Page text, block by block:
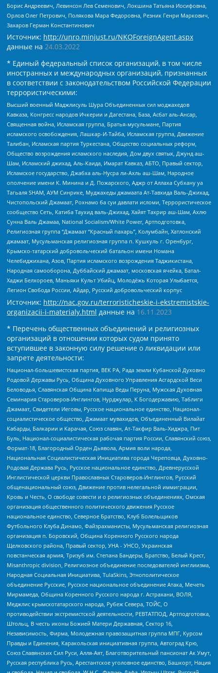
Борис Андреевич, Левинсон Лев Семенович, Локшина Татьяна Иосифовна,
Орлов Олег Петрович, Полякова Мара Федоровна, Резник Генри Маркович,
Захаров Герман Константинович
Источник: http://unro.minjust.ru/NKOForeignAgent.aspx
данные на 24.03.2022
* Единый федеральный список организаций, в том числе
иностранных и международных организаций, признанных
в соответствии с законодательством Российской Федерации
террористическими:
Высший военный Маджлисуль Шура Объединенных сил моджахедов
Кавказа, Конгресс народов Ичкерии и Дагестана, База, Асбат аль-Ансар,
Священная война, Исламская группа, Братья-мусульмане, Партия
исламского освобождения, Лашкар-И-Тайба, Исламская группа, Движение
Талибан, Исламская партия Туркестана, Общество социальных реформ,
Общество возрождения исламского наследия, Дом двух святых, Джунд аш-
Шам, Исламский джихад, Аль-Каида, Имарат Кавказ, АБТО, Правый сектор,
Исламское государство, Джабха аль-Нусра ли-Ахль аш-Шам, Народное
ополчение имени К. Минина и Д. Пожарского, Аджр от Аллаха Субхану уа
Тагьаля SHAM, АУМ Синрике, Муджахеды джамаата Ат-Тавхида Валь-Джихад,
Чистопольский Джамаат, Рохнамо ба суи давлати исломи, Террористическое
сообщество Сеть, Катиба Таухид валь-Джихад, Хайят Тахрир аш-Шам, Ахлю
Сунна Валь Джамаа, National Socialism/White Power, Артподготовка,
Религиозная группа “Джамаат “Красный пахарь”, Колумбайн, Хатлонский
джамаат, Мусульманская религиозная группа п. Кушкуль г. Оренбург,
Крымско-татарский добровольческий батальон имени Номана
Челебиджихана, Азов, Партия исламского возрождения Таджикистана,
Народная самооборона, Дуббайский джамаат, московская ячейка, Батал-
Хаджи Белхороев, Маньяки Культ Убийц, Молодёжь Которая Улыбается,
Легион Свобода России, Айдар, Русский добровольческий корпус
Источник: http://nac.gov.ru/terroristicheskie-i-ekstremistskie-
organizacii-i-materialy.html данные на 16.11.2023
* Перечень общественных объединений и религиозных
организаций в отношении которых судом принято
вступившее в законную силу решение о ликвидации или
запрете деятельности:
Национал-большевистская партия, ВЕК РА, Рада земли Кубанской Духовно
Родовой Державы Русь, Община Духовного Управления Асгардской Веси
Беловодья, Славянская Община Капища Веды Перуна, Мужская Духовная
Семинария Староверов-Инглингов, Нурджулар, К Богодержавию, Таблиги
Джамаат, Свидетели Иеговы, Русское национальное единство, Национал-
социалистическое общество, Джамаат мувахидов, Объединенный Вилайат
Кабарды, Балкарии и Карачая, Союз славян, Ат-Такфир Валь-Хиджра, Пит
Буль, Национал-социалистическая рабочая партия России, Славянский союз,
Формат-18, Благородный Орден Дьявола, Армия воли народа,
Национальная Социалистическая Инициатива города Череповца, Духовно-
Родовая Держава Русь, Русское национальное единство, Древнерусской
Инглистической церкви Православных Староверов-Инглингов, Русский
общенациональный союз, Движение против нелегальной иммиграции,
Кровь и Честь, О свободе совести и о религиозных объединениях, Омская
организация общественного политического движения Русское
национальное единство, Северное Братство, Клуб Болельщиков
Футбольного Клуба Динамо, Файзрахманисты, Мусульманская религиозная
организация п. Боровский, Община Коренного Русского народа
Щелковского района, Правый сектор, УНА - УНСО, Украинская
повстанческая армия, Тризуб им. Степана Бандеры, Братство, Белый Крест,
Misanthropic division, Религиозное объединение последователей инглиизма,
Народная Социальная Инициатива, TulaSkins, Этнополитическое
объединение Русские, Русское национальное объединение Атака, Мечеть
Мирмамеда, Община Коренного Русского народа г. Астрахани, ВОЛЯ,
Меджлис крымскотатарского народа, Рубеж Севера, ТОЙС, О
противодействии экстремистской деятельности, РЕВТАТПОД, Артподготовка,
Штольц, В честь иконы Божией Матери Державная, Сектор 16,
Независимость, Фирма, Молодежная правозащитная группа МПГ, Курсом
Правды и Единения, Каракольская инициативная группа, Автоград Крю,
Союз Славянских Сил Руси, Алля-Аят, Благотворительный пансионат Ак Умут,
Русская республика Русь, Арестантское уголовное единство, Башкорт, Нация